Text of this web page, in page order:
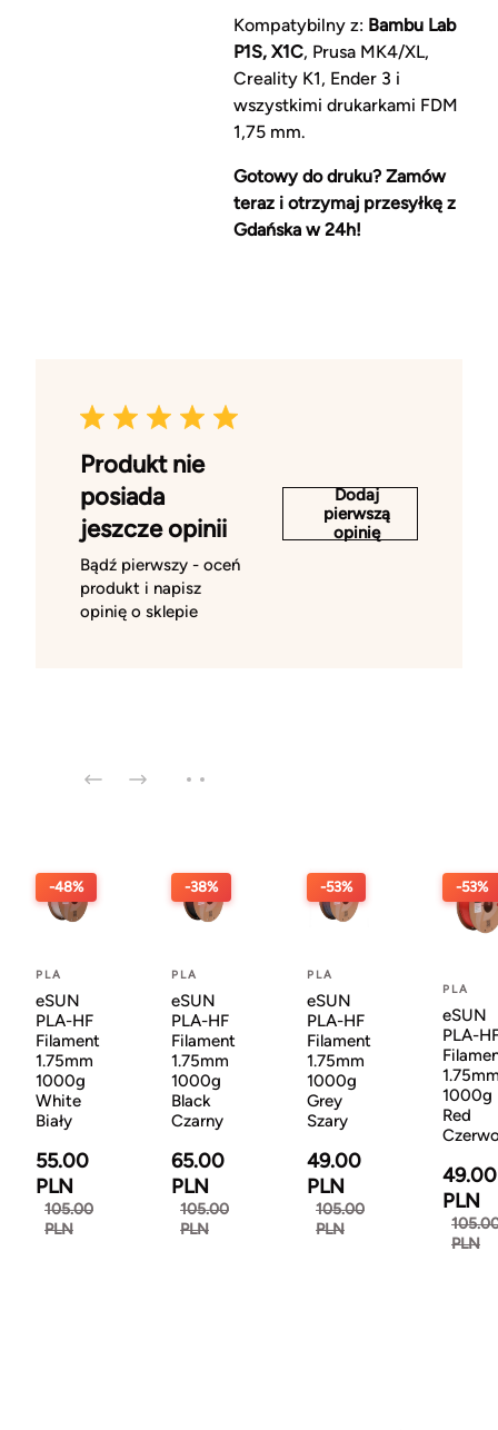
Kompatybilny z: Bambu Lab
P1S, X1C, Prusa MK4/XL,
Creality K1, Ender 3 i
wszystkimi drukarkami FDM
1,75 mm.
Gotowy do druku? Zamów
teraz i otrzymaj przesyłkę z
Gdańska w 24h!
Produkt nie
posiada
jeszcze opinii
Bądź pierwszy - oceń
produkt i napisz
opinię o sklepie
Dodaj
pierwszą
opinię
-48%
PLA
eSUN
PLA-HF
Filament
1.75mm
1000g
White
Biały
55.00
PLN
105.00
PLN
-38%
PLA
eSUN
PLA-HF
Filament
1.75mm
1000g
Black
Czarny
65.00
PLN
105.00
PLN
-53%
PLA
eSUN
PLA-HF
Filament
1.75mm
1000g
Grey
Szary
49.00
PLN
105.00
PLN
-53%
PLA
eSUN
PLA-
1000g
Red
49.00
PLN
PLN